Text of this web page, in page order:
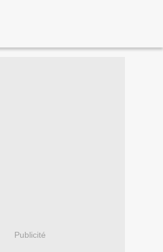
Publicité